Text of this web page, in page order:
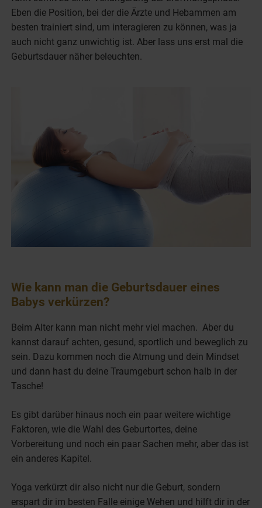
Eben die Position, bei der die Ärzte und Hebammen am
besten trainiert sind, um interagieren zu können, was ja
auch nicht ganz unwichtig ist. Aber lass uns erst mal die
Geburtsdauer näher beleuchten.
Wie kann man die Geburtsdauer eines
Babys verkürzen?
Beim Alter kann man nicht mehr viel machen. Aber du
kannst darauf achten, gesund, sportlich und beweglich zu
sein. Dazu kommen noch die Atmung und dein Mindset
und dann hast du deine Traumgeburt schon halb in der
Tasche!
Es gibt darüber hinaus noch ein paar weitere wichtige
Faktoren, wie die Wahl des Geburtortes, deine
Vorbereitung und noch ein paar Sachen mehr, aber das ist
ein anderes Kapitel.
Yoga verkürzt dir also nicht nur die Geburt, sondern
erspart dir im besten Falle einige Wehen und hilft dir in der